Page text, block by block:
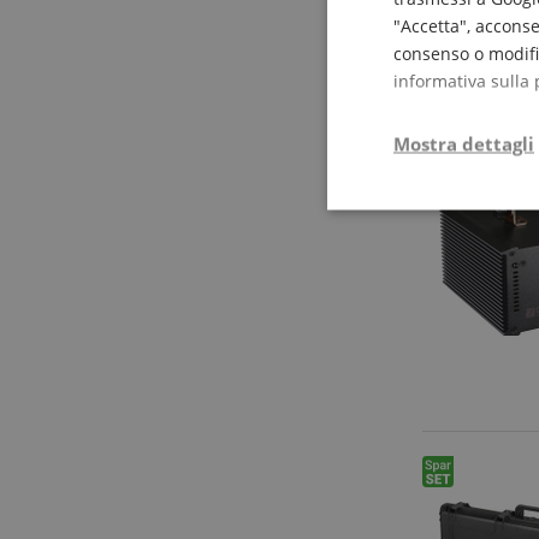
"Accetta",
consenso o
informativa sulla
Mostra dettagli
Strettamente
necessario
dell'account. Il sito
Nome